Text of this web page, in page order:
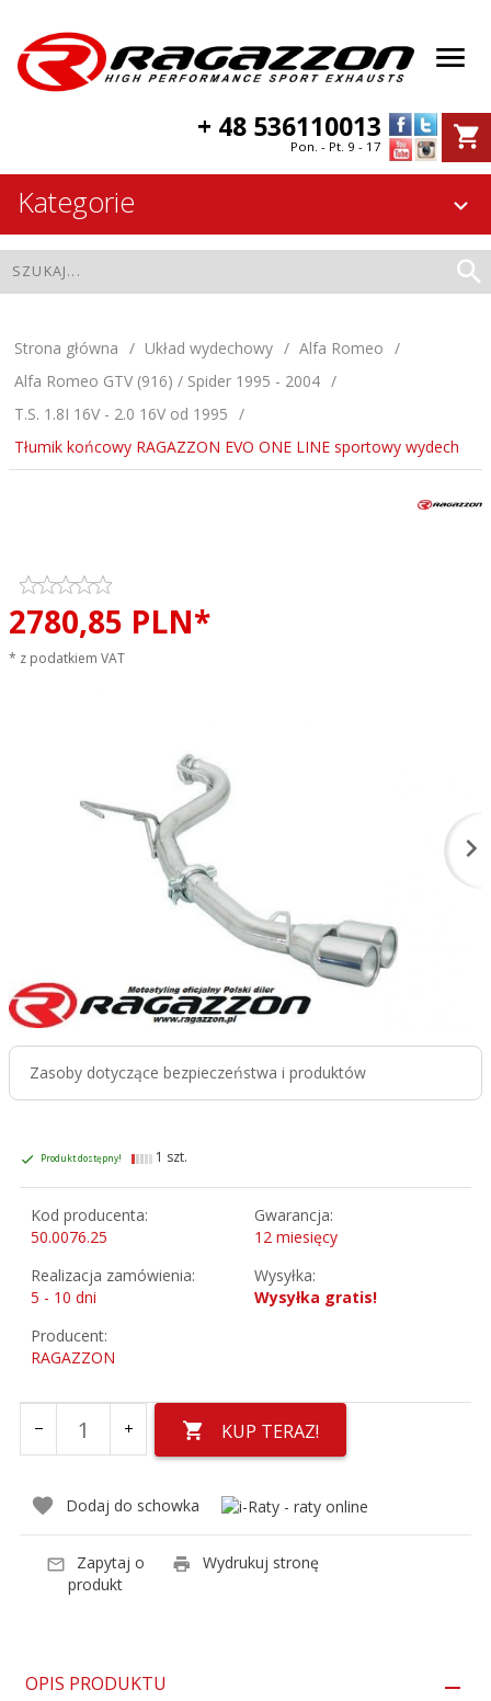
+ 48 536110013
Pon. - Pt. 9 - 17
Kategorie
Strona główna Układ wydechowy
Alfa Romeo
Alfa Romeo GTV (916) / Spider 1995 - 2004
T.S. 1.8I 16V - 2.0 16V od 1995
Tłumik końcowy RAGAZZON EVO ONE LINE sportowy wydech
2780,85 PLN*
* z podatkiem VAT
Zasoby dotyczące bezpieczeństwa i produktów
Produkt dostępny! 1 szt.
Kod producenta:
50.0076.25
Gwarancja:
12 miesięcy
Realizacja zamówienia:
5 - 10 dni
Wysyłka:
Wysyłka gratis!
Producent:
RAGAZZON
KUP TERAZ!
Dodaj do schowka
Zapytaj o
produkt
Wydrukuj stronę
OPIS PRODUKTU